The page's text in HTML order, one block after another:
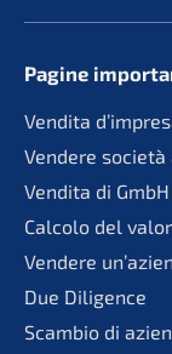
Pagine
Vendita
Vende­re
Vendita di
Calco­lo del
Vende­re
Due Diligence
Scambio di